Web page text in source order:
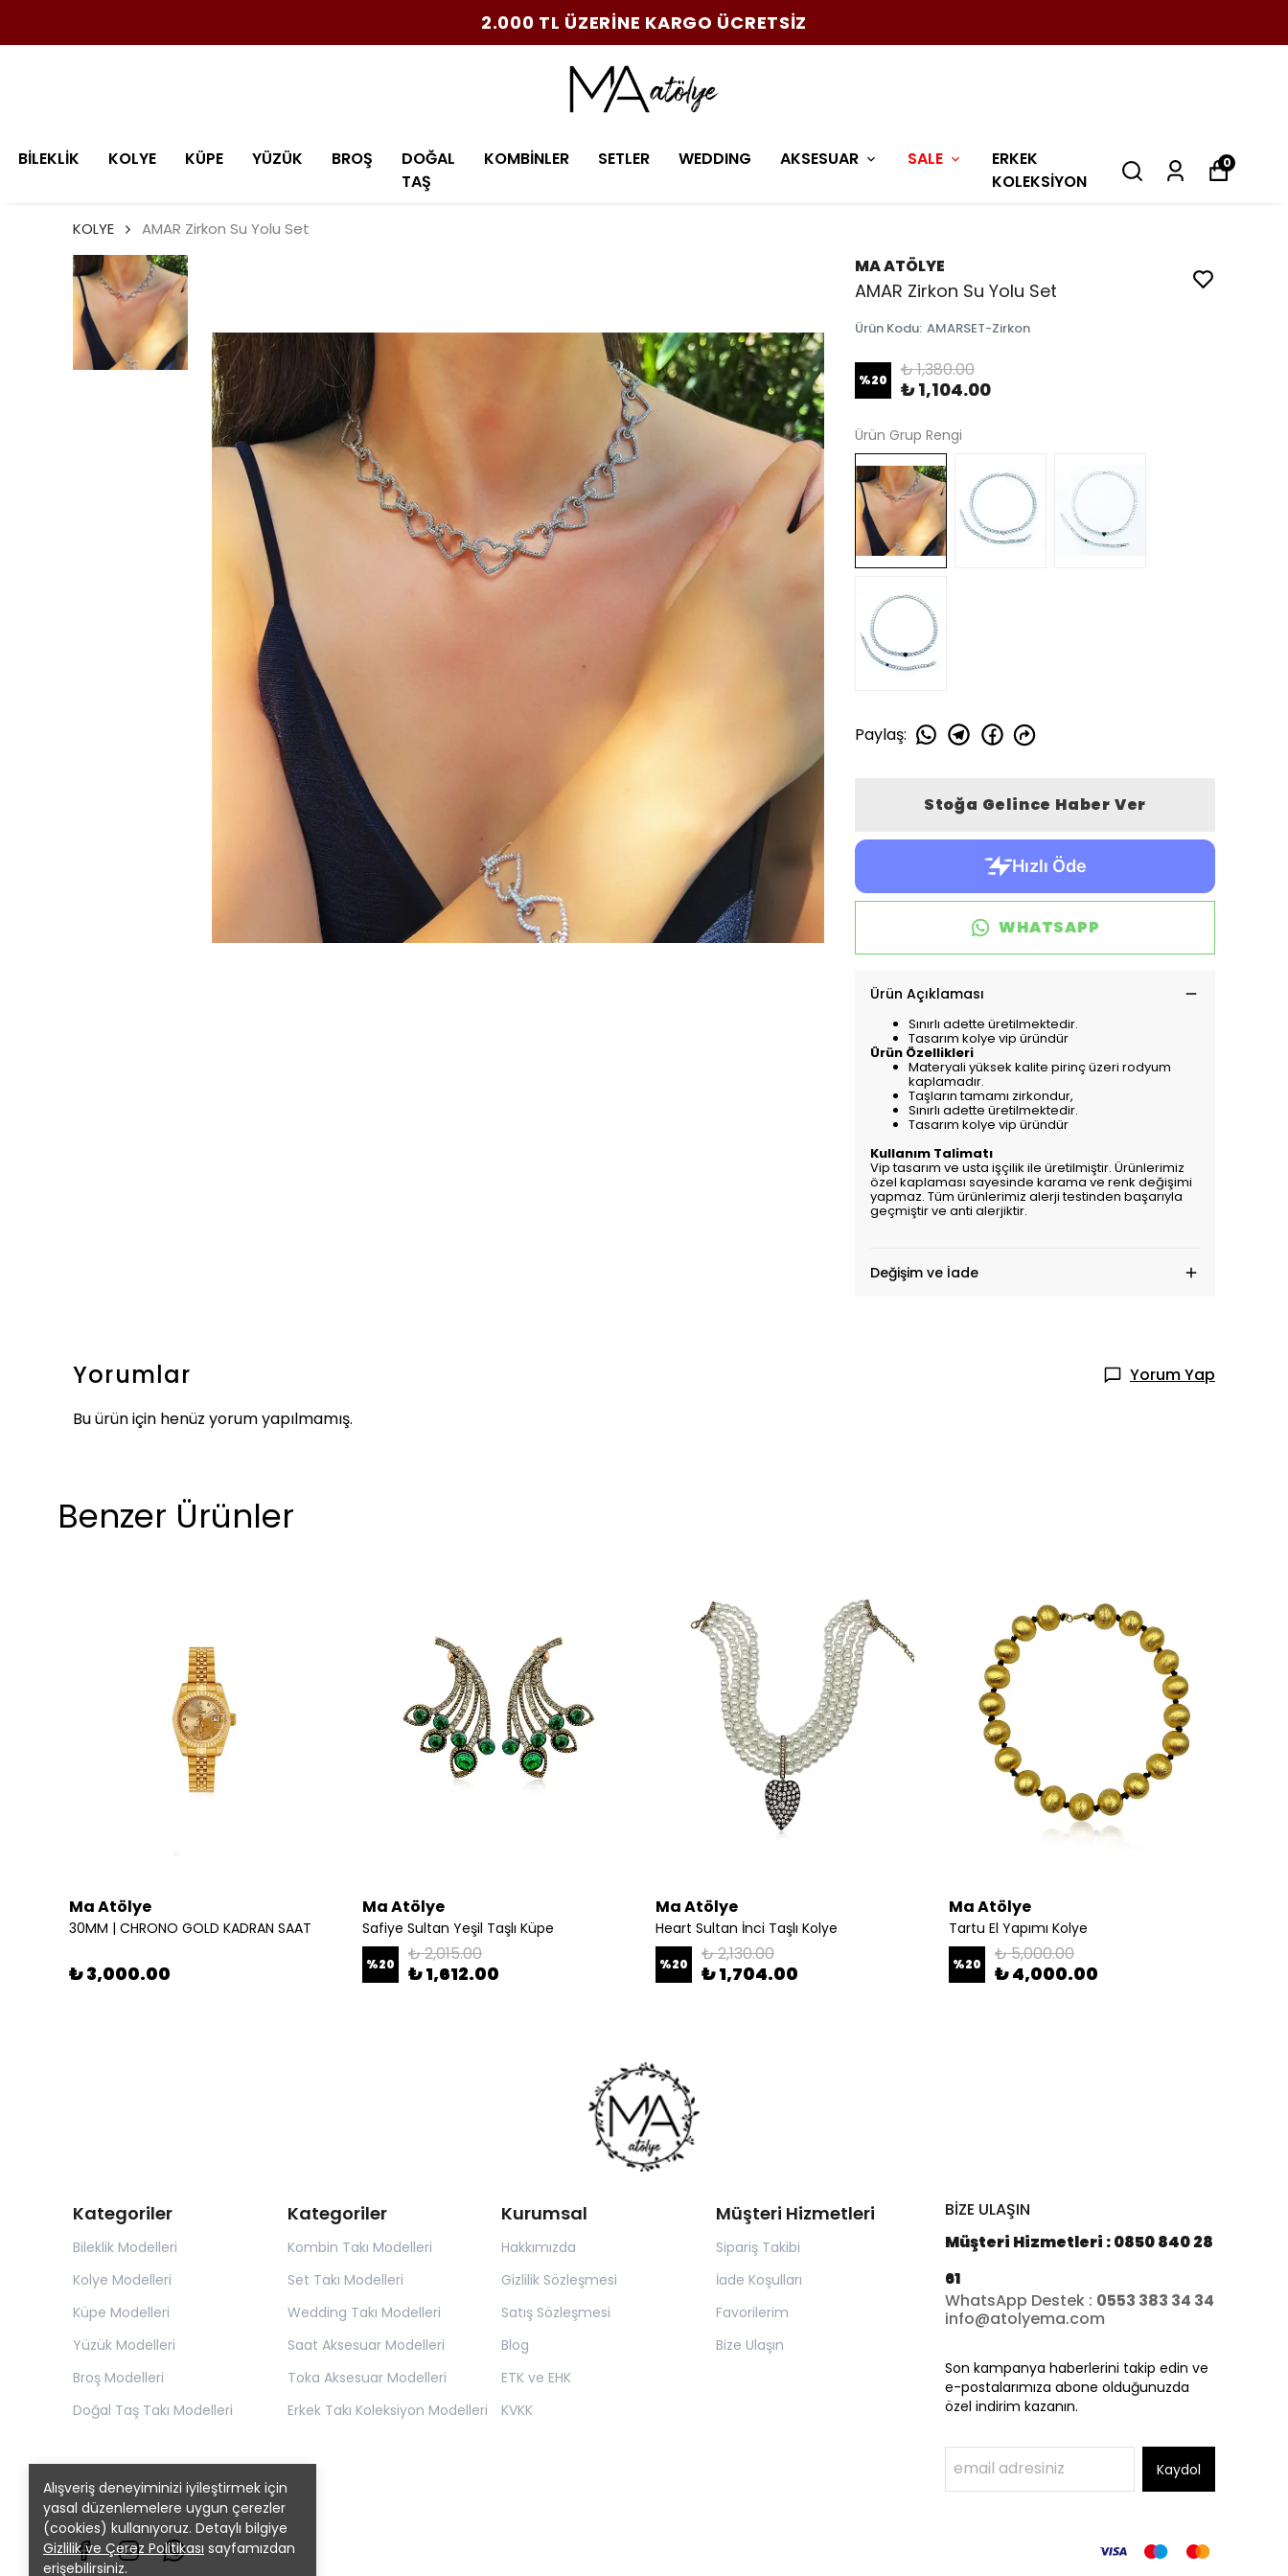
2.000 TL ÜZERİNE KARGO ÜCRETSİZ
BİLEKLİK KOLYE KÜPE YÜZÜK BROŞ
DOĞAL
TAŞ
KOMBİNLER SETLER WEDDING AKSESUAR SALE
ERKEK
KOLEKSİYON
0
Alışveriş deneyiminizi iyileştirmek için
yasal düzenlemelere uygun çerezler
(cookies) kullanıyoruz. Detaylı bilgiye
Gizlilik ve Çerez Politikası sayfamızdan
erişebilirsiniz.
KOLYE AMAR Zirkon Su Yolu Set
MA ATÖLYE
AMAR Zirkon Su Yolu Set
Ürün Kodu: AMARSET-Zirkon
%20 ₺ 1,380.00
₺ 1,104.00
Ürün Grup Rengi
Paylaş:
Stoğa Gelince Haber Ver
WHATSAPP
Ürün Açıklaması
Sınırlı adette üretilmektedir.
Tasarım kolye vip üründür
Ürün Özellikleri
Materyali yüksek kalite pirinç üzeri rodyum
kaplamadır.
Taşların tamamı zirkondur,
Sınırlı adette üretilmektedir.
Tasarım kolye vip üründür
Kullanım Talimatı
Vip tasarım ve usta işçilik ile üretilmiştir. Ürünlerimiz
özel kaplaması sayesinde karama ve renk değişimi
yapmaz. Tüm ürünlerimiz alerji testinden başarıyla
geçmiştir ve anti alerjiktir.
Değişim ve İade
Yorumlar
Yorum Yap
Bu ürün için henüz yorum yapılmamış.
Benzer Ürünler
Ma Atölye
30MM | CHRONO GOLD KADRAN SAAT
₺ 3,000.00
Ma Atölye
Safiye Sultan Yeşil Taşlı Küpe
%20 ₺ 2,015.00
₺ 1,612.00
Ma Atölye
Heart Sultan İnci Taşlı Kolye
%20 ₺ 2,130.00
₺ 1,704.00
Ma Atölye
Tartu El Yapımı Kolye
%20 ₺ 5,000.00
₺ 4,000.00
Kategoriler
Bileklik Modelleri
Kolye Modelleri
Küpe Modelleri
Yüzük Modelleri
Broş Modelleri
Doğal Taş Takı Modelleri
Kategoriler
Kombin Takı Modelleri
Set Takı Modelleri
Wedding Takı Modelleri
Saat Aksesuar Modelleri
Toka Aksesuar Modelleri
Erkek Takı Koleksiyon Modelleri
Kurumsal
Hakkımızda
Gizlilik Sözleşmesi
Satış Sözleşmesi
Blog
ETK ve EHK
KVKK
Müşteri Hizmetleri
Sipariş Takibi
İade Koşulları
Favorilerim
Bize Ulaşın
BİZE ULAŞIN
Müşteri Hizmetleri : 0850 840 28
61
WhatsApp Destek : 0553 383 34 34
info@atolyema.com
Son kampanya haberlerini takip edin ve
e-postalarımıza abone olduğunuzda
özel indirim kazanın.
Kaydol